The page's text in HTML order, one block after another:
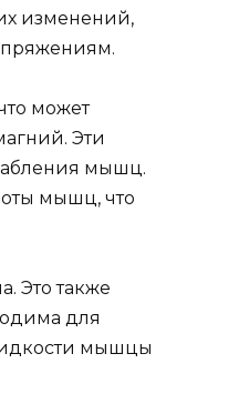
изменений,
может
Эти
мышц.
мышц, что
Это также
для
мышцы